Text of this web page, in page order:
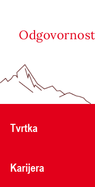
Tvrtka
Karijera